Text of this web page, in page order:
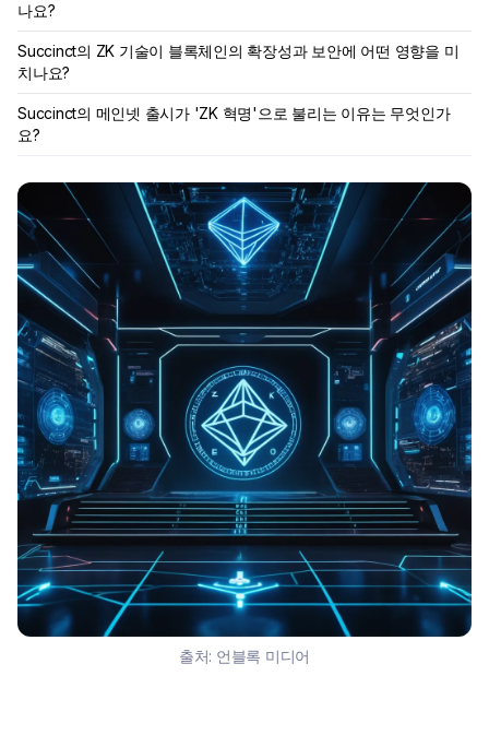
나요?
Succinct의 ZK 기술이 블록체인의 확장성과 보안에 어떤 영향을 미
치나요?
Succinct의 메인넷 출시가 'ZK 혁명'으로 불리는 이유는 무엇인가
요?
출처: 언블록 미디어